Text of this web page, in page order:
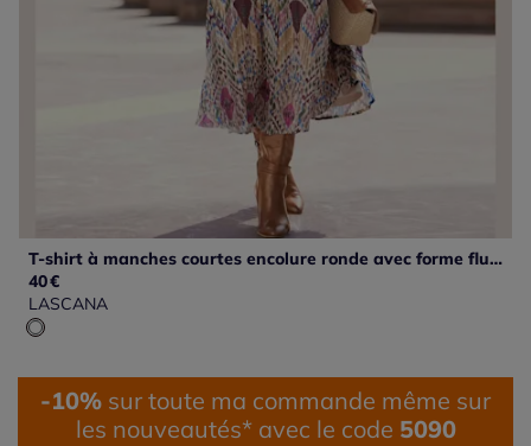
T-shirt à manches courtes encolure ronde avec forme fluide.
40€
LASCANA
-10% sur toute ma commande même sur
les nouveautés* avec le code 5090